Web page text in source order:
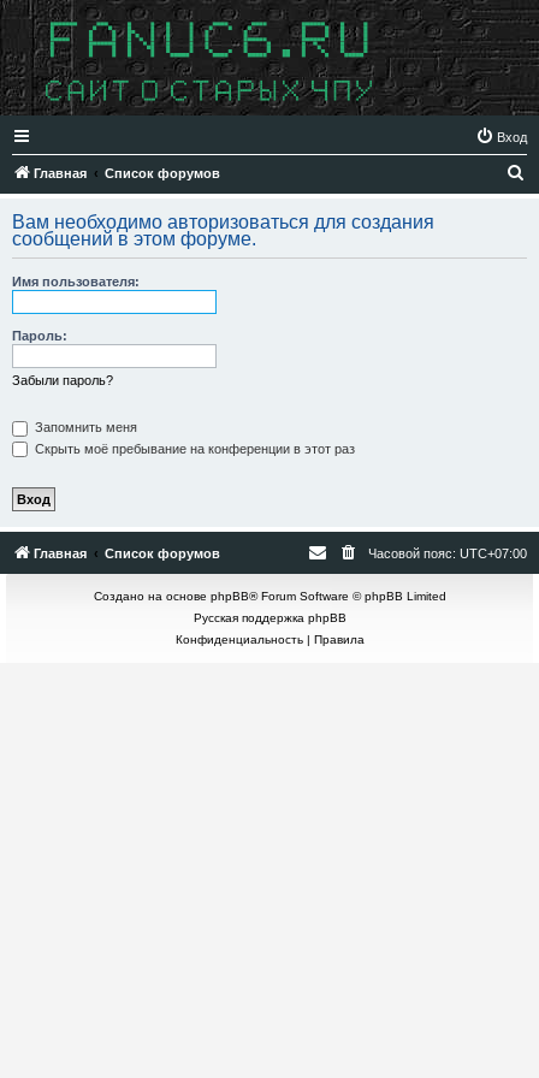
Вход
Главная Список форумов
с
Вам необходимо авторизоваться для создания
сообщений в этом форуме.
Имя пользователя:
Пароль:
Забыли пароль?
Запомнить меня
Скрыть моё пребывание на конференции в этот раз
Главная Список форумов Часовой пояс: UTC+07:00
Создано на основе phpBB® Forum Software © phpBB Limited
Русская поддержка phpBB
Конфиденциальность| Правила